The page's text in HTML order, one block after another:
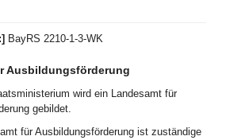
BayRS 2210-1-3-WK
Ausbildungsförderung
wird ein Landesamt für
gebildet.
für Ausbildungsförderung ist zuständige